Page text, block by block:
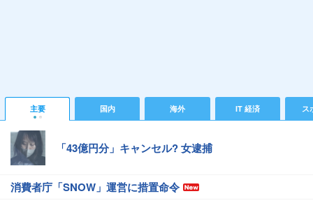
主要 国内 海外 IT 経済 ス
「43億円分」キャンセル? 女逮捕
消費者庁「SNOW」運営に措置命令